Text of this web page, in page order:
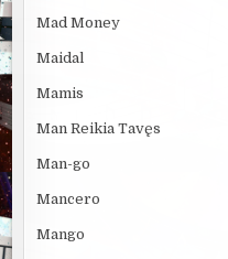
Mad Money
Maidal
Mamis
Man Reikia Tavęs
Man-go
Mancero
Mango